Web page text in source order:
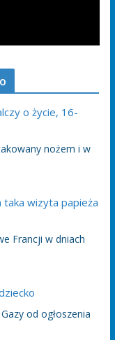
o życie, 16-
nożem i w
taka wizyta papieża
Francji w dniach
od ogłoszenia